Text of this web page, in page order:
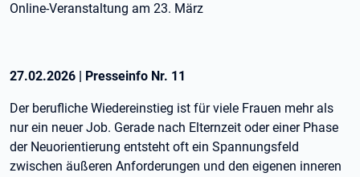
Online-Veranstaltung am 23. März
27.02.2026 | Presseinfo Nr. 11
Der berufliche Wiedereinstieg ist für viele Frauen mehr als
nur ein neuer Job. Gerade nach Elternzeit oder einer Phase
der Neuorientierung entsteht oft ein Spannungsfeld
zwischen äußeren Anforderungen und den eigenen inneren